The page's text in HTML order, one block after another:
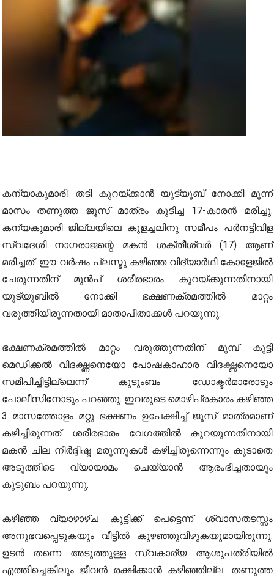
കന്യാകുമാരി: തടി കുറയ്ക്കാൻ യുട്യൂബ് നോക്കി മൂന്ന്
മാസം തണുത്ത ജൂസ് മാത്രം കുടിച്ച 17-കാരൻ മരിച്ചു.
കന്യകുമാരി ജില്ലയിലെ കുളച്ചലിനു സമീപം പർനട്ടിവിള
സ്വദേശി നാഗരാജന്റെ മകൻ ശക്തീശ്വർ (17) ആണ്
മരിച്ചത്. ഈ വർഷം പ്ലസ്ടു കഴിഞ്ഞ വിദ്യാർഥി കോളേജിൽ
ചേരുന്നതിന് മുൻപ് ശരീരഭാരം കുറയ്ക്കുന്നതിനായി
യൂട്യൂബിൽ നോക്കി ഭക്ഷണക്രമത്തിൽ മാറ്റം
വരുത്തിയിരുന്നതായി മാതാപിതാക്കൾ പറയുന്നു.
ഭക്ഷണക്രമത്തിൽ മാറ്റം വരുത്തുന്നതിന് മുമ്പ് കുട്ടി
മെഡിക്കൽ വിദഗ്ദ്ധനെയോ പോഷകാഹാര വിദഗ്ദ്ധനെയോ
സമീപിച്ചിട്ടില്ലെന്ന് കുടുംബം ഡോക്ടർമാരോടും
പോലീസിനോടും പറഞ്ഞു. ഇവരുടെ മൊഴിപ്രകാരം കഴിഞ്ഞ
3 മാസത്തോളം മറ്റു ഭക്ഷണം ഉപേക്ഷിച്ച് ജൂസ് മാത്രമാണ്
കഴിച്ചിരുന്നത്. ശരീരഭാരം വേഗത്തിൽ കുറയുന്നതിനായി
മകൻ ചില നിർദ്ദിഷ്ട മരുന്നുകൾ കഴിച്ചിരുന്നെന്നും കൂടാതെ
അടുത്തിടെ വ്യായാമം ചെയ്യാൻ ആരംഭിച്ചതായും
കുടുബം പറയുന്നു.
കഴിഞ്ഞ വ്യാഴാഴ്ച കുട്ടിക്ക് പെട്ടെന്ന് ശ്വാസതടസ്സം
അനുഭവപ്പെടുകയും വീട്ടിൽ കുഴഞ്ഞുവീഴുകയുമായിരുന്നു.
ഉടൻ തന്നെ അടുത്തുള്ള സ്വകാര്യ ആശുപത്രിയിൽ
എത്തിച്ചെങ്കിലും ജീവൻ രക്ഷിക്കാൻ കഴിഞ്ഞില്ല. തണുത്ത